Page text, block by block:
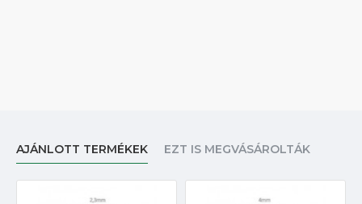
AJÁNLOTT TERMÉKEK EZT IS MEGVÁSÁROLTÁK